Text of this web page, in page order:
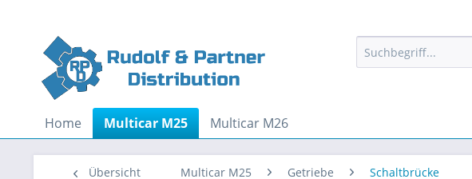
Home Multicar M25 Multicar M26
Übersicht Multicar M25 Getriebe Schaltbrücke